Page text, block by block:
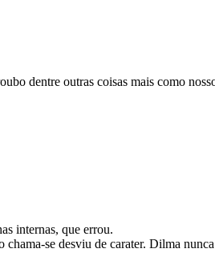
dentre outras coisas mais como
internas, que errou.
se desviu de carater. Dilma